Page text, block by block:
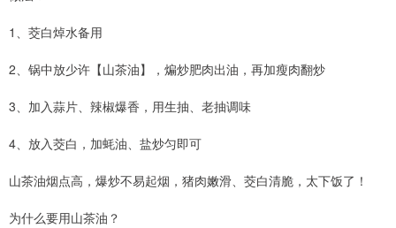
1、茭白焯水备用
2、锅中放少许【山茶油】，煸炒肥肉出油，再加瘦肉翻炒
3、加入蒜片、辣椒爆香，用生抽、老抽调味
4、放入茭白，加蚝油、盐炒匀即可
山茶油烟点高，爆炒不易起烟，猪肉嫩滑、茭白清脆，太下饭了！
为什么要用山茶油？